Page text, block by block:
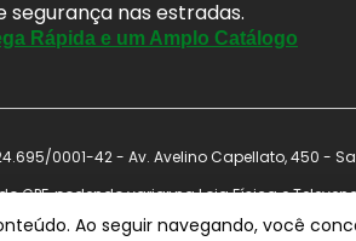
segurança nas estradas.
Rápida e um Amplo Catálogo
0001-42 - Av. Avelino Capellato, 450 -
podendo variar na Loja Física e
a compra. Vendas sujeitas a análise e
Ao seguir navegando, você